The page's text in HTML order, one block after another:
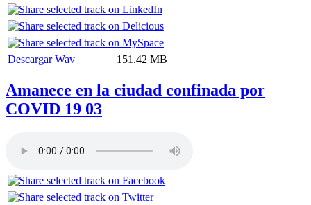
Descargar Wav 151.42 MB
Amanece en la ciudad confinada por
COVID 19 03